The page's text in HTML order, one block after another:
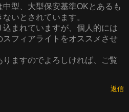
型、大型保安基準OKとあるも
いとされています。
まれていますが、個人的には
フィアライトをオススメさせ
ますのでよろしければ、ご覧
返信